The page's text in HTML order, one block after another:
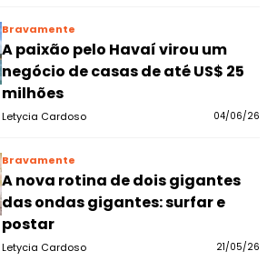
Bravamente
A paixão pelo Havaí virou um
negócio de casas de até US$ 25
milhões
Letycia Cardoso 04/06/26
Bravamente
A nova rotina de dois gigantes
das ondas gigantes: surfar e
postar
Letycia Cardoso 21/05/26